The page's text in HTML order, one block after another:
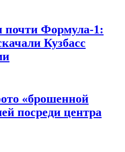
почти Формула-1:
Кузбасс
«брошенной
посреди центра